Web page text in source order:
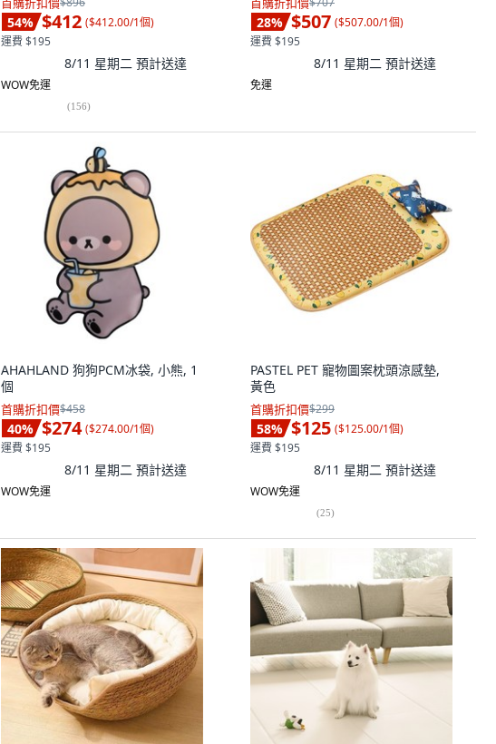
54% $412 ($412.00/1個)
運費 $195
8/11 星期二 預計送達
WOW免運
(156)
28% $507 ($507.00/1個)
運費 $195
8/11 星期二 預計送達
免運
AHAHLAND 狗狗PCM冰袋, 小熊, 1
個
首購折扣價$458
40% $274 ($274.00/1個)
運費 $195
8/11 星期二 預計送達
WOW免運
PASTEL PET 寵物圖案枕頭涼感墊,
黃色
首購折扣價$299
58% $125 ($125.00/1個)
運費 $195
8/11 星期二 預計送達
WOW免運
(25)